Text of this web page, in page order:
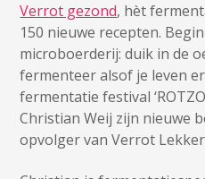
Verrot gezond, hèt
150 nieuwe recepten.
microboerderij: duik in de
fermenteer alsof je leven
fermentatie festival
Christian Weij zijn nieuwe
opvolger van Verrot